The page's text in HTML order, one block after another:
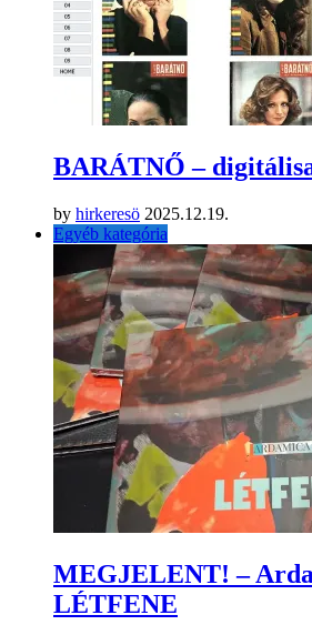
BARÁTNŐ –
by hirkeresö 2025.12.19.
Egyéb kategória
MEGJELENT! –
LÉTFENE